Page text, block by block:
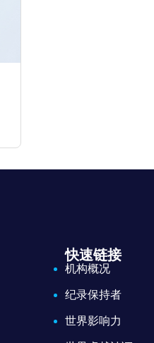
快速链接
机构概况
纪录保持者
世界影响力